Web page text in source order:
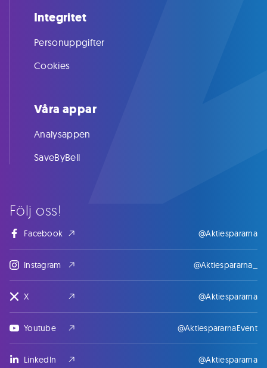
Följ oss!
Facebook @Aktiespararna
Instagram @Aktiespararna_
X @Aktiespararna
Youtube @AktiespararnaEvent
LinkedIn @Aktiespararna
Integritet
Personuppgifter
Cookies
Våra appar
Analysappen
SaveByBell